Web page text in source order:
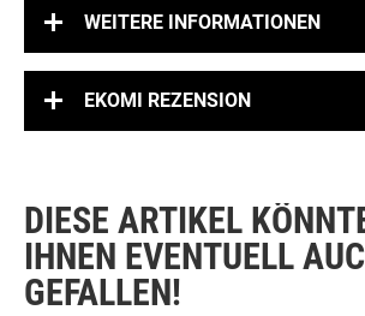
WEITERE INFORMATIONEN
EKOMI REZENSION
DIESE ARTIKEL
IHNEN EVENTUELL
GEFALLEN!